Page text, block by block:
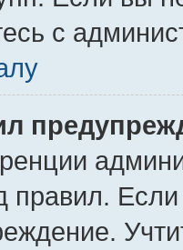
с
правил.